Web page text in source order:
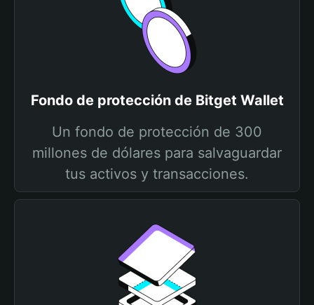
Fondo de protección de Bitget Wallet
Un fondo de protección de 300
millones de dólares para salvaguardar
tus activos y transacciones.